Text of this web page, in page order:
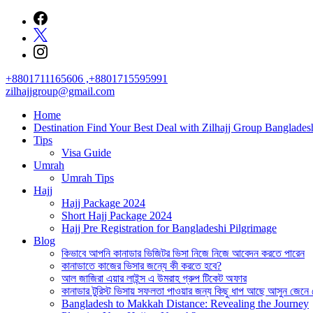
content
+8801711165606 ,+8801715595991
zilhajjgroup@gmail.com
Home
Destination Find Your Best Deal with Zilhajj Group
Tips
Visa Guide
Umrah
Umrah Tips
Hajj
Hajj Package 2024
Short Hajj Package 2024
Hajj Pre Registration for Bangladeshi Pilgrimage
Blog
কিভাবে আপনি কানাডার ভিজিটর ভিসা নিজে নিজে আবেদন করতে পারেন
কানাডাতে কাজের ভিসার জন্যে কী করতে হবে?
আল জাজিরা এয়ার লাইন্স এ উমরাহ গ্রুপ টিকেট অফার
কানাডার টুরিস্ট ভিসায় সফলতা পাওয়ার জন্য কিছু ধাপ আছে আসুন জেনে
Bangladesh to Makkah Distance: Revealing the Journey